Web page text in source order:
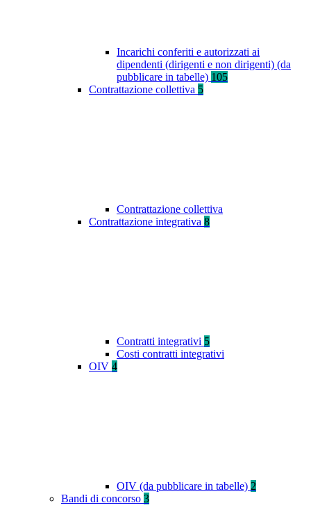
Incarichi conferiti e autorizzati ai
dipendenti (dirigenti e non dirigenti) (da
pubblicare in tabelle) 105
Contrattazione collettiva 5
Contrattazione collettiva
Contrattazione integrativa 8
Contratti integrativi 5
Costi contratti integrativi
OIV 4
OIV (da pubblicare in tabelle) 2
Bandi di concorso 3